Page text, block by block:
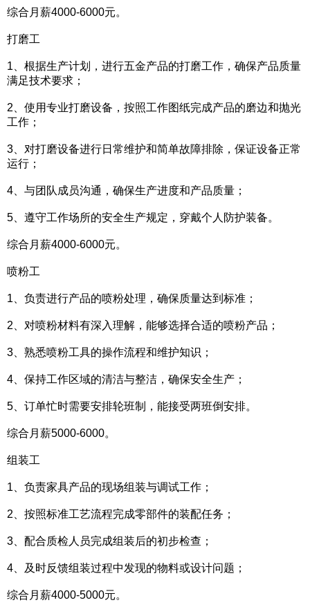
综合月薪4000-6000元。
打磨工
1、根据生产计划，进行五金产品的打磨工作，确保产品质量
满足技术要求；
2、使用专业打磨设备，按照工作图纸完成产品的磨边和抛光
工作；
3、对打磨设备进行日常维护和简单故障排除，保证设备正常
运行；
4、与团队成员沟通，确保生产进度和产品质量；
5、遵守工作场所的安全生产规定，穿戴个人防护装备。
综合月薪4000-6000元。
喷粉工
1、负责进行产品的喷粉处理，确保质量达到标准；
2、对喷粉材料有深入理解，能够选择合适的喷粉产品；
3、熟悉喷粉工具的操作流程和维护知识；
4、保持工作区域的清洁与整洁，确保安全生产；
5、订单忙时需要安排轮班制，能接受两班倒安排。
综合月薪5000-6000。
组装工
1、负责家具产品的现场组装与调试工作；
2、按照标准工艺流程完成零部件的装配任务；
3、配合质检人员完成组装后的初步检查；
4、及时反馈组装过程中发现的物料或设计问题；
综合月薪4000-5000元。